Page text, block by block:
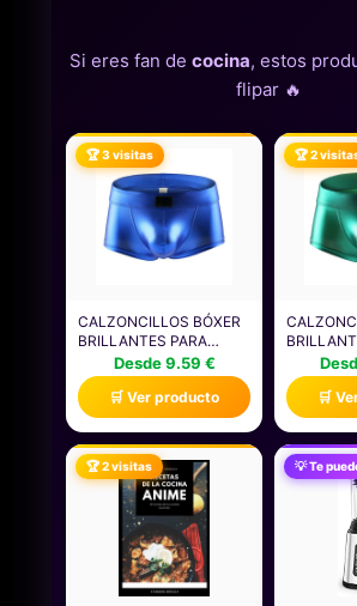
Si eres fan de cocina, estos
flipar 🔥
🏆 3 visitas
CALZONCILLOS BÓXER
BRILLANTES PARA
HOMBRE,
CALZONCILLOS
ELÁSTICOS METÁLICOS
LÍQUIDOS PARA
ACTUACIONES EN EL
ESCENARIO,
CALZONCILLO CORTOS
BRILLANTES DE
CINTURA BAJA FOR
BAILE DISCOTECAS
FIESTAS RAVE
Desde 9.59 €
🛒 Ver producto
🏆 2
HOMBRE,
CINTURA
BAILE
FIESTAS
🛒
🏆 2 visitas 💡 Te